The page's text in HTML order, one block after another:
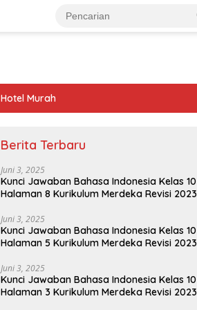
Hotel Murah
Berita Terbaru
Juni 3, 2025
Kunci Jawaban Bahasa Indonesia Kelas 10
Halaman 8 Kurikulum Merdeka Revisi 2023
Juni 3, 2025
Kunci Jawaban Bahasa Indonesia Kelas 10
Halaman 5 Kurikulum Merdeka Revisi 2023
Juni 3, 2025
Kunci Jawaban Bahasa Indonesia Kelas 10
Halaman 3 Kurikulum Merdeka Revisi 2023